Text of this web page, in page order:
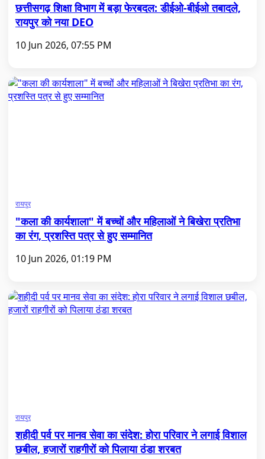
छत्तीसगढ़ शिक्षा विभाग में बड़ा फेरबदल: डीईओ-बीईओ तबादले,
रायपुर को नया DEO
10 Jun 2026, 07:55 PM
रायपुर
"कला की कार्यशाला" में बच्चों और महिलाओं ने बिखेरा प्रतिभा
का रंग, प्रशस्ति पत्र से हुए सम्मानित
10 Jun 2026, 01:19 PM
रायपुर
शहीदी पर्व पर मानव सेवा का संदेश: होरा परिवार ने लगाई विशाल
छबील, हजारों राहगीरों को पिलाया ठंडा शरबत